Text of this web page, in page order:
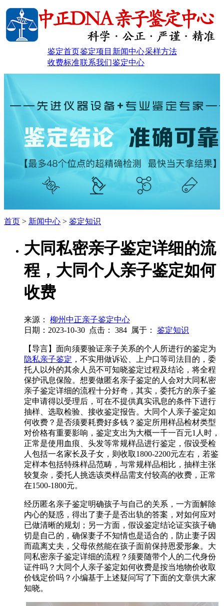
鉴定首页鉴定项目 新闻中心采样方法
收费标准联系我们鉴定中心
首页 > 新闻中心 > 鉴定知识
大同私密亲子鉴定详细的流
程，大同个人亲子鉴定如何
收费
来源：
柳州中正亲子鉴定中心
日期：2023-10-30 点击： 384 属于： 鉴定知识
【导言】面向须要验证亲子关系的个人所进行的鉴定为
隐私亲子鉴定 ，不实用做诉讼、上户口等司法目的，委
托人以外的其余人员不可知晓鉴定过程及结论，将全程
保护讯息保险。想要做匿名亲子鉴定的人会对大同私密
亲子鉴定详细的流程十分好奇，其实，委托方的亲子鉴
定申请得以受理后，可在不提供真实讯息的条件下进行
抽样、选取检验、接收鉴定报告。大同个人亲子鉴定如
何收费？是否须要耗费好多钱？鉴定所用样品检材类型
对价格有重要影响，鉴定支出为大概一千一百元1人时，
正常是使用血痕、头发等常规样品进行鉴定，假设受检
人包括一名家长及子女，则收取1800-2200元左右，若鉴
定样本包括特殊样品范畴，与常规样品相比，抽样主张
较复杂，委托人挑选该类样品需支付较高的收费，正常
在1500-1800元。
经历匿名亲子鉴定明确孩子与自己的关系，一方面解除
内心的疑惑，得出了妻子是否出轨的答案，对如何应对
已做清晰的规划；另一方面，假设鉴定结论证实孩子确
切是自己的，确保妻子不知情也是适合的，防止妻子因
而疏离丈夫，父母依然能在孩子面前保持恩爱形象。大
同私密亲子鉴定详细的流程？须要随带个人的二代身份
证件吗？大同个人亲子鉴定如何收费是按当地物价收取
价钱定价吗？小编基于上述疑问写了下面的文章供大家
知晓。